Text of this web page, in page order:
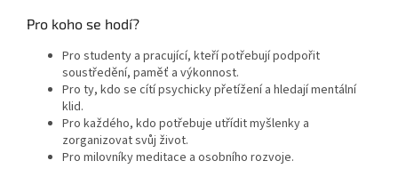
Pro koho se hodí?
Pro studenty a pracující, kteří potřebují podpořit
soustředění, paměť a výkonnost.
Pro ty, kdo se cítí psychicky přetížení a hledají mentální
klid.
Pro každého, kdo potřebuje utřídit myšlenky a
zorganizovat svůj život.
Pro milovníky meditace a osobního rozvoje.